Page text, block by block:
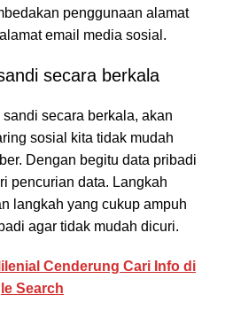
penggunaan alamat
email media sosial.
secara berkala
secara berkala, akan
sosial kita tidak mudah
Dengan begitu data pribadi
pencurian data. Langkah
langkah yang cukup ampuh
agar tidak mudah dicuri.
Cenderung Cari Info di
Search